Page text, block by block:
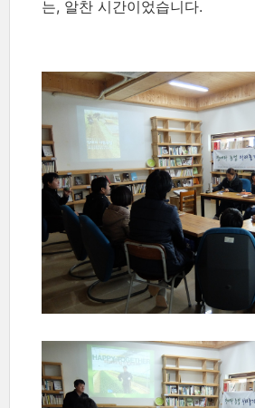
는, 알찬 시간이었습니다.